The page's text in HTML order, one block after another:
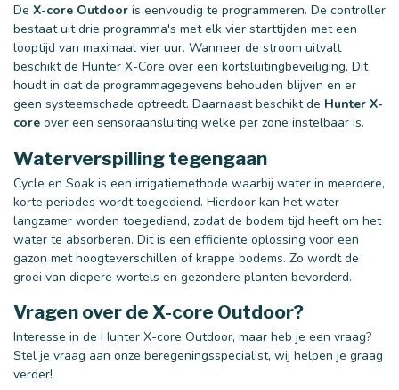
De X-core Outdoor is eenvoudig te programmeren. De controller
bestaat uit drie programma's met elk vier starttijden met een
looptijd van maximaal vier uur. Wanneer de stroom uitvalt
beschikt de Hunter X-Core over een kortsluitingbeveiliging, Dit
houdt in dat de programmagegevens behouden blijven en er
geen systeemschade optreedt. Daarnaast beschikt de Hunter X-
core over een sensoraansluiting welke per zone instelbaar is.
Waterverspilling tegengaan
Cycle en Soak is een irrigatiemethode waarbij water in meerdere,
korte periodes wordt toegediend. Hierdoor kan het water
langzamer worden toegediend, zodat de bodem tijd heeft om het
water te absorberen. Dit is een efficiente oplossing voor een
gazon met hoogteverschillen of krappe bodems. Zo wordt de
groei van diepere wortels en gezondere planten bevorderd.
Vragen over de X-core Outdoor?
Interesse in de Hunter X-core Outdoor, maar heb je een vraag?
Stel je vraag aan onze beregeningsspecialist, wij helpen je graag
verder!